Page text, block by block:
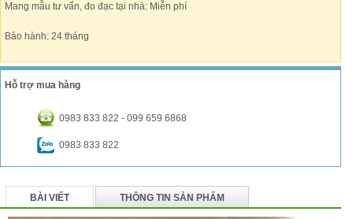
Mang mẫu tư vấn, đo đạc tại nhà: Miễn phí
Bảo hành: 24 tháng
Hỗ trợ mua hàng
0983 833 822 - 099 659 6868
0983 833 822
BÀI VIẾT THÔNG TIN SẢN PHẨM